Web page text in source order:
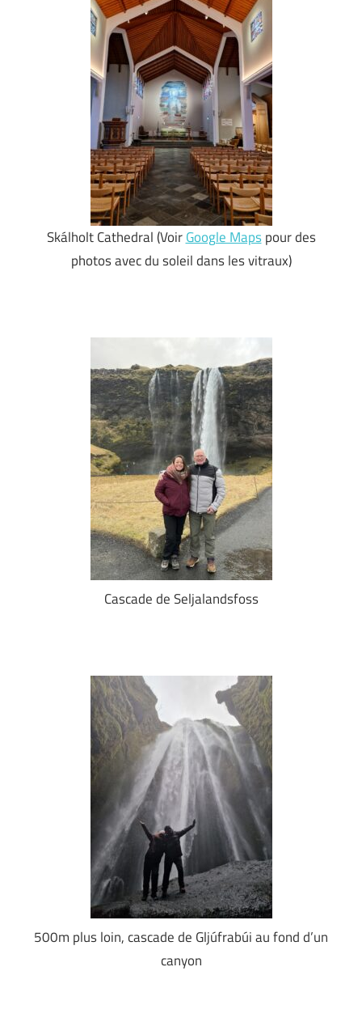
Skálholt Cathedral (VoirGoogle Mapspour des
photos avec du soleil dans les vitraux)
Cascade de Seljalandsfoss
500m plus loin, cascade de Gljúfrabúi au fond d’un
canyon